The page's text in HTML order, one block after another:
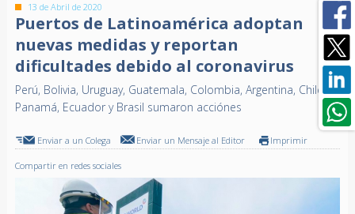
13 de Abril de 2020
Puertos de Latinoamérica adoptan
nuevas medidas y reportan
dificultades debido al coronavirus
Perú, Bolivia, Uruguay, Guatemala, Colombia, Argentina, Chile,
Panamá, Ecuador y Brasil sumaron acciónes
Enviar a un Colega Enviar un Mensaje al Editor Imprimir
Compartir en redes sociales